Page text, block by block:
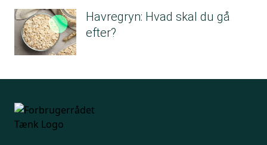
Havregryn: Hvad skal du gå
efter?